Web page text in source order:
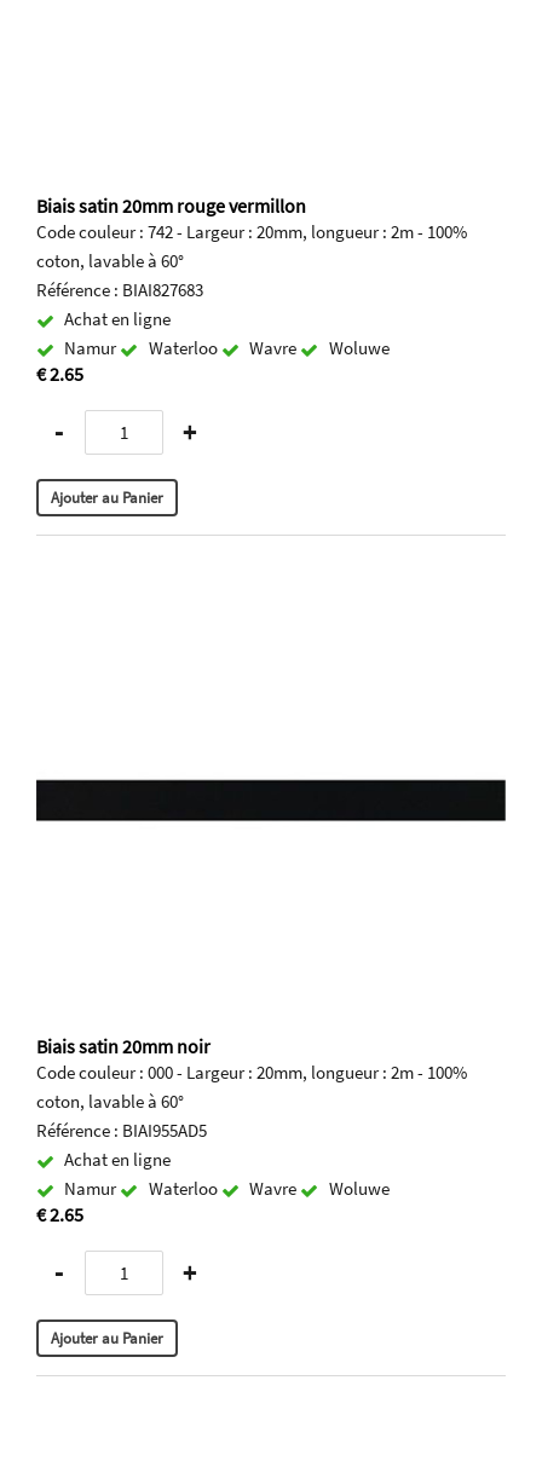
Biais satin 20mm rouge vermillon
Code couleur : 742 - Largeur : 20mm, longueur : 2m - 100%
coton, lavable à 60°
Référence : BIAI827683
Achat en ligne
Namur
Waterloo Wavre Woluwe
€ 2.65
- +
Biais satin 20mm noir
Code couleur : 000 - Largeur : 20mm, longueur : 2m - 100%
coton, lavable à 60°
Référence : BIAI955AD5
Achat en ligne
Namur
Waterloo Wavre Woluwe
€ 2.65
- +